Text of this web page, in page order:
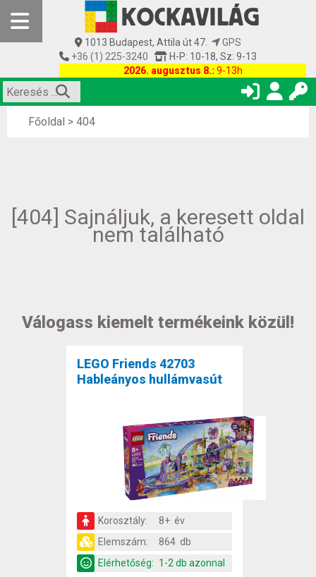
1013 Budapest, Attila út 47.
GPS
+36 (1) 225-3240
H-P: 10-18, Sz: 9-13
2026. augusztus 8.: 9-13h
Főoldal > 404
[404] Sajnáljuk, a keresett oldal
nem található
Válogass kiemelt termékeink közül!
LEGO Friends 42703
Hableányos hullámvasút
Korosztály:
8+ év
Elemszám:
864 db
Elérhetőség: 1-2 db azonnal